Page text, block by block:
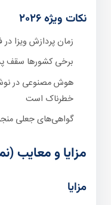
نکات ویژه ۲۰۲۶
زمان پردازش ویزا
برخی کشورها سقف
خطرناک است
گواهی‌های جعلی
مزایا و معایب
مزایا